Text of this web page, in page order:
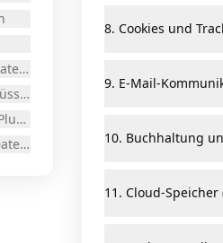
8. Cookies und
9. E-Mail-
10. Buchhaltung
11. Cloud-